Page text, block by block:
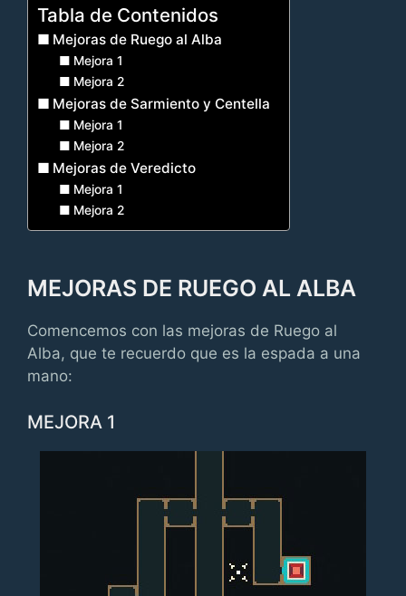
Tabla de Contenidos
Mejoras de Ruego al Alba
Mejora 1
Mejora 2
Mejoras de Sarmiento y Centella
Mejora 1
Mejora 2
Mejoras de Veredicto
Mejora 1
Mejora 2
MEJORAS DE RUEGO AL ALBA
Comencemos con las mejoras de Ruego al
Alba, que te recuerdo que es la espada a una
mano:
MEJORA 1